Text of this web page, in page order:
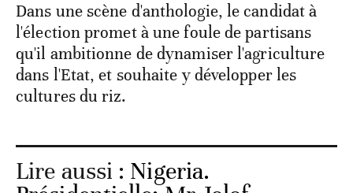
Dans une scène d'anthologie, le candidat à
l'élection promet à une foule de partisans
qu'il ambitionne de dynamiser l'agriculture
dans l'Etat, et souhaite y développer les
cultures du riz.
Lire aussi : Nigeria.